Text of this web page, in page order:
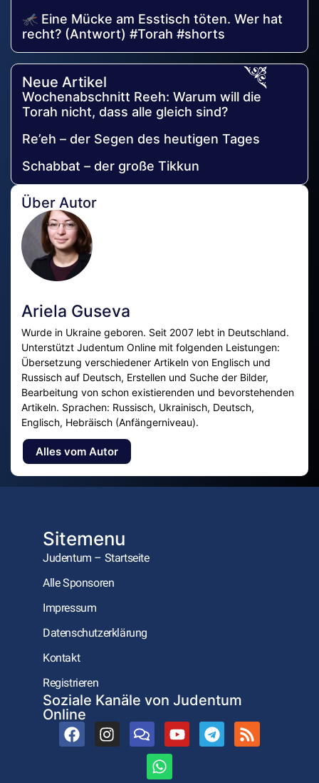
🦟 Eine Mücke am Esstisch töten. Wer hat
recht? (Antwort) #Torah #shorts
Neue Artikel
Wochenabschnitt Reeh: Warum will die
Torah nicht, dass alle gleich sind?
Re’eh – der Segen des heutigen Tages
Schabbat – der große Tikkun
Über Autor
Ariela Guseva
Wurde in Ukraine geboren. Seit 2007 lebt in Deutschland.
Unterstützt Judentum Online mit folgenden Leistungen:
Übersetzung verschiedener Artikeln von Englisch und
Russisch auf Deutsch, Erstellen und Suche der Bilder,
Bearbeitung von schon existierenden und bevorstehenden
Artikeln. Sprachen: Russisch, Ukrainisch, Deutsch,
Englisch, Hebräisch (Anfängerniveau).
Alles vom Autor
Sitemenu
Judentum – Startseite
Alle Sponsoren
Impressum
Datenschutzerklärung
Kontakt
Registrieren
Soziale Kanäle von Judentum
Online